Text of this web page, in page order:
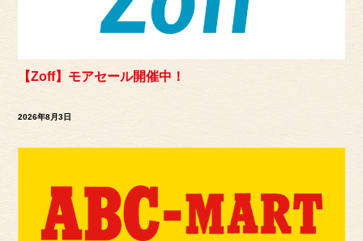
【Zoff】モアセール開催中！
2026年8月3日